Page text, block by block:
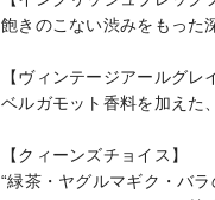
飽きのこない渋みをもった
【ヴィンテージアールグレ
ベルガモット香料を加えた
【クィーンズチョイス】
“緑茶・ヤグルマギク・バラ